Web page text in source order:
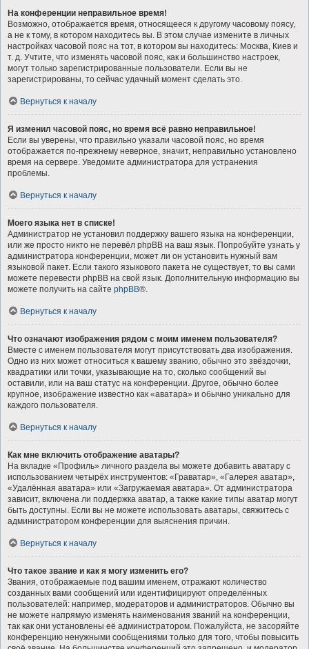
На конференции неправильное время!
Возможно, отображается время, относящееся к другому часовому поясу,
а не к тому, в котором находитесь вы. В этом случае измените в личных
настройках часовой пояс на тот, в котором вы находитесь: Москва, Киев и
т. д. Учтите, что изменять часовой пояс, как и большинство настроек,
могут только зарегистрированные пользователи. Если вы не
зарегистрированы, то сейчас удачный момент сделать это.
Вернуться к началу
Я изменил часовой пояс, но время всё равно неправильное!
Если вы уверены, что правильно указали часовой пояс, но время
отображается по-прежнему неверное, значит, неправильно установлено
время на сервере. Уведомите администратора для устранения
проблемы.
Вернуться к началу
Моего языка нет в списке!
Администратор не установил поддержку вашего языка на конференции,
или же просто никто не перевёл phpBB на ваш язык. Попробуйте узнать у
администратора конференции, может ли он установить нужный вам
языковой пакет. Если такого языкового пакета не существует, то вы сами
можете перевести phpBB на свой язык. Дополнительную информацию вы
можете получить на сайте phpBB®.
Вернуться к началу
Что означают изображения рядом с моим именем пользователя?
Вместе с именем пользователя могут присутствовать два изображения.
Одно из них может относиться к вашему званию, обычно это звёздочки,
квадратики или точки, указывающие на то, сколько сообщений вы
оставили, или на ваш статус на конференции. Другое, обычно более
крупное, изображение известно как «аватара» и обычно уникально для
каждого пользователя.
Вернуться к началу
Как мне включить отображение аватары?
На вкладке «Профиль» личного раздела вы можете добавить аватару с
использованием четырёх инструментов: «Граватар», «Галерея аватар»,
«Удалённая аватара» или «Загружаемая аватара». От администратора
зависит, включена ли поддержка аватар, а также какие типы аватар могут
быть доступны. Если вы не можете использовать аватары, свяжитесь с
администратором конференции для выяснения причин.
Вернуться к началу
Что такое звание и как я могу изменить его?
Звания, отображаемые под вашим именем, отражают количество
созданных вами сообщений или идентифицируют определённых
пользователей: например, модераторов и администраторов. Обычно вы
не можете напрямую изменять наименования званий на конференции,
так как они установлены её администратором. Пожалуйста, не засоряйте
конференцию ненужными сообщениями только для того, чтобы повысить